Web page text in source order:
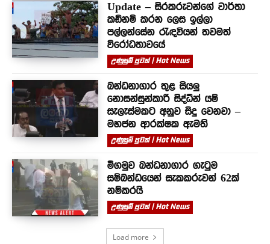
Update – සිරකරුවන්⁣ගේ වාර්තා
කඩිනම් කරන ලෙස ඉල්ලා
පල්ලන්සේන රැඳවියන් තවමත්
විරෝධතාවයේ
උණුසුම් පුවත් | Hot News
බන්ධනාගාර තුළ සියලු
නොසන්සුන්කාරී සිද්ධීන් යම්
සැලැස්මකට අනුව සිදු වෙනවා –
මහජන ආරක්ෂක ඇමති
උණුසුම් පුවත් | Hot News
මීගමුව බන්ධනාගාර ගැටුම
සම්බන්ධයෙන් සැකකරුවන් 62ක්
නම්කරයි
උණුසුම් පුවත් | Hot News
Load more